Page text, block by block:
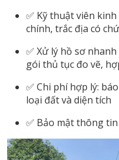
✅ Kỹ thuật viên
chính, trắc địa có
✅ Xử lý hồ sơ
gói thủ tục đo vẽ,
✅ Chi phí hợp lý:
loại đất và diện tích
✅ Bảo mật thông